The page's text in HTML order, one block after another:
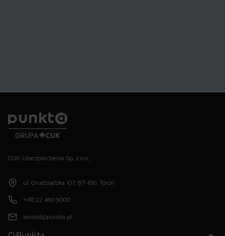
CUK Ubezpieczenia Sp. z o.o.
ul. Grudziądzka 107, 87-100, Toruń
+48 22 490 9000
kontakt@punkta.pl